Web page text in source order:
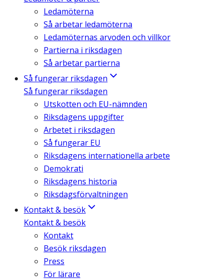
Ledamöterna
Så arbetar ledamöterna
Ledamöternas arvoden och villkor
Partierna i riksdagen
Så arbetar partierna
Så fungerar riksdagen
Så fungerar riksdagen
Utskotten och EU-nämnden
Riksdagens uppgifter
Arbetet i riksdagen
Så fungerar EU
Riksdagens internationella arbete
Demokrati
Riksdagens historia
Riksdagsförvaltningen
Kontakt & besök
Kontakt & besök
Kontakt
Besök riksdagen
Press
För lärare